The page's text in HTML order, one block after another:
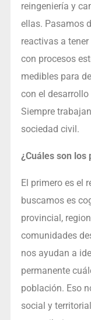
reingeniería y
ellas. Pasamos
reactivas a
con procesos
medibles para
con el
Siempre
sociedad civil.
¿Cuáles son los
El primero es el
buscamos es
provincial,
comunidades
nos ayudan a
permanente
población. Eso
social y